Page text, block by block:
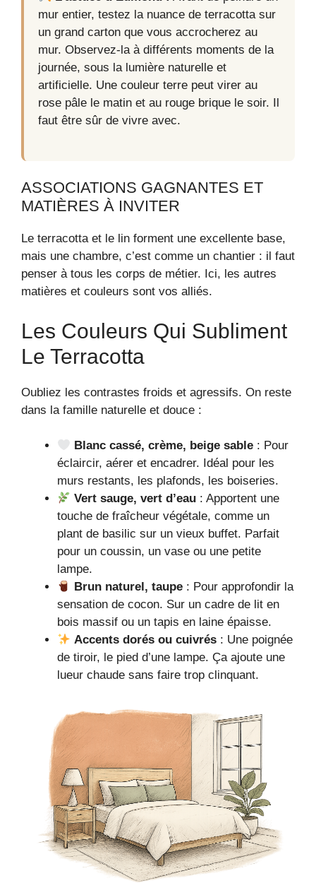
mur entier, testez la nuance de terracotta sur
un grand carton que vous accrocherez au
mur. Observez-la à différents moments de la
journée, sous la lumière naturelle et
artificielle. Une couleur terre peut virer au
rose pâle le matin et au rouge brique le soir. Il
faut être sûr de vivre avec.
ASSOCIATIONS GAGNANTES ET
MATIÈRES À INVITER
Le terracotta et le lin forment une excellente base,
mais une chambre, c’est comme un chantier : il faut
penser à tous les corps de métier. Ici, les autres
matières et couleurs sont vos alliés.
Les Couleurs Qui Subliment
Le Terracotta
Oubliez les contrastes froids et agressifs. On reste
dans la famille naturelle et douce :
Blanc cassé, crème, beige sable : Pour
éclaircir, aérer et encadrer. Idéal pour les
murs restants, les plafonds, les boiseries.
Vert sauge, vert d’eau : Apportent une
touche de fraîcheur végétale, comme un
plant de basilic sur un vieux buffet. Parfait
pour un coussin, un vase ou une petite
lampe.
Brun naturel, taupe : Pour approfondir la
sensation de cocon. Sur un cadre de lit en
bois massif ou un tapis en laine épaisse.
Accents dorés ou cuivrés : Une poignée
de tiroir, le pied d’une lampe. Ça ajoute une
lueur chaude sans faire trop clinquant.